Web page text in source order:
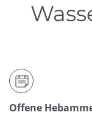
Offene